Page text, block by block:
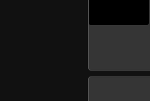
با بیانی ساده